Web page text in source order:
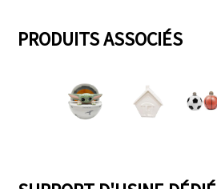
PRODUITS ASSOCIÉS